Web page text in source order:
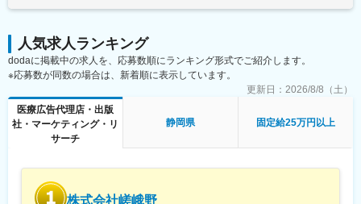
・HTMLメールや広告バナー・SNS画像などWEBマーケティング
に必要なデザイン
・学会で配るチラシやリーフレット・会員獲得のためのダイレク
■働き方
残業時間は10～20時間程とワークライフバランスを整えやすい環
四半期に一回程度の対面で会うキックオフの機会もご用意してお
人気求人ランキング
dodaに掲載中の求人を、応募数順にランキング形式でご紹介します。
※応募数が同数の場合は、新着順に表示しています。
更新日： 2026/8/8（土）
医療広告代理店・出版
社・マーケティング・リ
サーチ
静岡県 固定給25万円以上
株式会社嵯峨野